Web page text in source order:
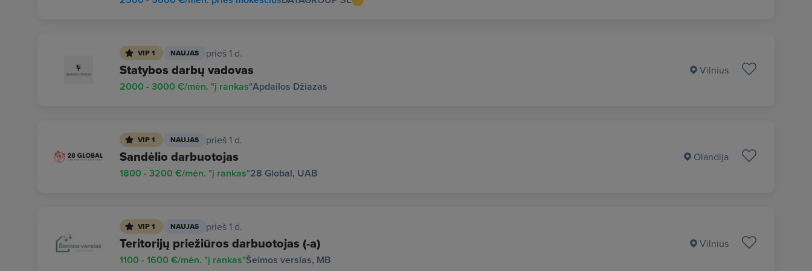
VIP 1 NAUJAS prieš 1 d.
Statybos darbų vadovas
Apdailos Džiazas
2000 - 3000 €/mėn. "į rankas"
Vilnius
VIP 1 NAUJAS prieš 1 d.
Sandėlio darbuotojas
28 Global, UAB
1800 - 3200 €/mėn. "į rankas"
Olandija
VIP 1 NAUJAS prieš 1 d.
Teritorijų priežiūros darbuotojas (-a)
Šeimos verslas, MB
1100 - 1600 €/mėn. "į rankas"
Vilnius